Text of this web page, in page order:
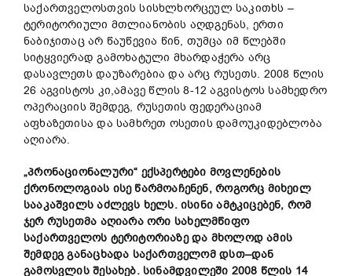
საქართველოსთვის სისხლხორცეულ საკითხს –
ტერიტორიული მთლიანობის აღდგენას, ერთი
ნაბიჯითაც არ წაუწევია წინ, თუმცა იმ წლებში
სიტყვიერად გამოხატული მხარდაჭერა არც
დასავლეთს დაუზარებია და არც რუსეთს. 2008 წლის
26 აგვისტოს კი,ამავე წლის 8-12 აგვისტოს სამხედრო
ოპერაციის შემდეგ, რუსეთის ფედერაციამ
აფხაზეთისა და სამხრეთ ოსეთის დამოუკიდებლობა
აღიარა.
„პრონაციონალური“ ექსპერტები მოვლენების
ქრონოლოგიას ისე წარმოაჩენენ,როგორც მიხეილ
სააკაშვილს აძლევს ხელს.ისინი ამტკიცებენ, რომ
ჯერ რუსეთმა აღიარა ორი სახელმწიფო
საქართველოს ტერიტორიაზე და მხოლოდ ამის
შემდეგ განაცხადა საქართველომ დსთ–დან
გამოსვლის შესახებ. სინამდვილეში 2008 წლის 14